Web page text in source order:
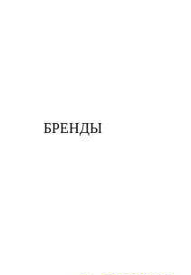
БРЕНДЫ